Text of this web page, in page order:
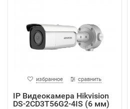
избранное сравнить
IP Видеокамера Hikvision
DS-2CD3T56G2-4IS (6 мм)